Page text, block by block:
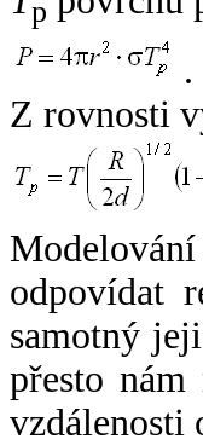
p
.
Z rovnosti
odpovídat
samotný
přesto
vzdálenosti